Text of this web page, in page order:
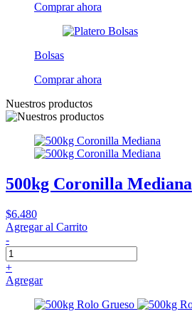
Comprar ahora
Bolsas
Comprar ahora
Nuestros productos
500kg Coronilla Mediana
$6.480
Agregar al Carrito
-
+
Agregar